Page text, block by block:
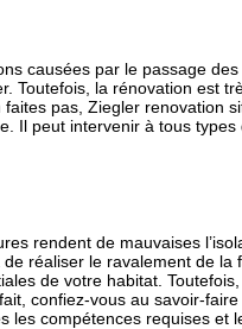
causées par le passage
Toutefois, la rénovation est
pas, Ziegler renovation
Il peut intervenir à tous types
rendent de mauvaises
réaliser le ravalement de la
de votre habitat.
confiez-vous au savoir-
les compétences requises et